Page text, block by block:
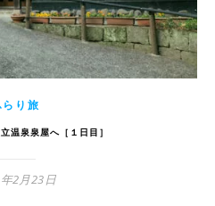
らり旅
温泉泉屋へ［１日目］
2月23日